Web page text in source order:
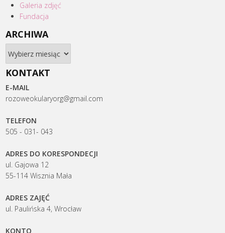
Galeria zdjęć
Fundacja
ARCHIWA
KONTAKT
E-MAIL
rozoweokularyorg@gmail.com
TELEFON
505 - 031- 043
ADRES DO KORESPONDECJI
ul. Gajowa 12
55-114 Wisznia Mała
ADRES ZAJĘĆ
ul. Paulińska 4, Wrocław
KONTO